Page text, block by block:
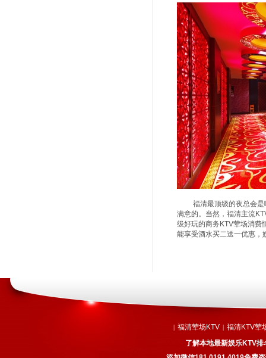
福清最顶级的夜总会是哪
满意的。当然，福清主流
级好玩的商务KTV荤场消费
能享受酒水买二送一优惠，
| 福清荤场KTV | 福清KTV荤
了解本地最新娱乐KTV